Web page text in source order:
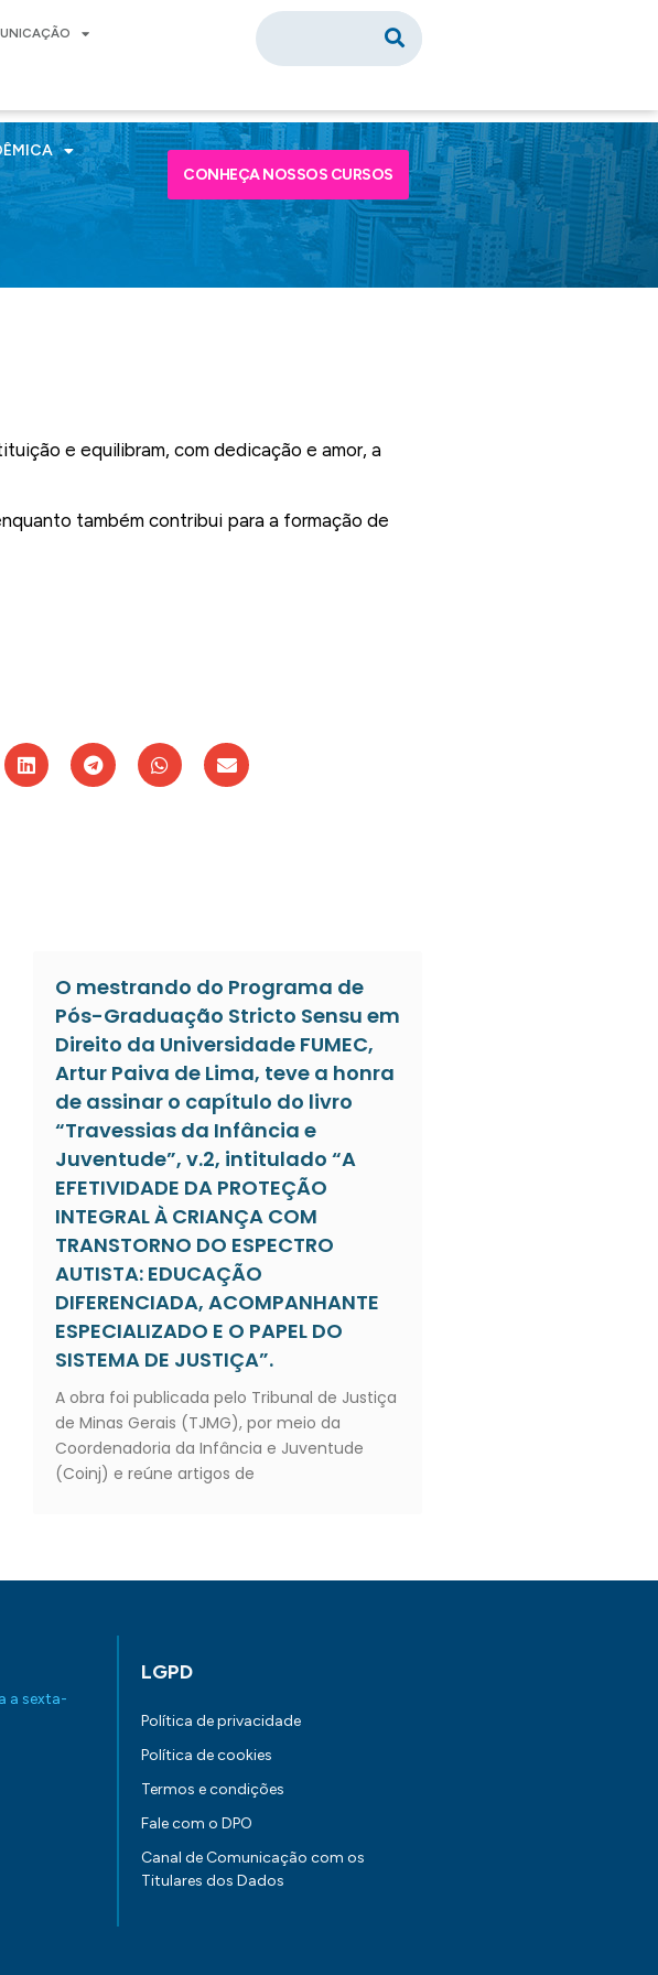
CONHEÇA NOSSOS CURSOS
e equilibram, com dedicação e amor, a
também contribui para a formação de
O mestrando do Programa de
Pós-Graduação Stricto Sensu em
Direito da Universidade FUMEC,
Artur Paiva de Lima, teve a honra
de assinar o capítulo do livro
“Travessias da Infância e
Juventude”, v.2, intitulado “A
EFETIVIDADE DA PROTEÇÃO
INTEGRAL À CRIANÇA COM
TRANSTORNO DO ESPECTRO
AUTISTA: EDUCAÇÃO
DIFERENCIADA, ACOMPANHANTE
ESPECIALIZADO E O PAPEL DO
SISTEMA DE JUSTIÇA”.
A obra foi publicada pelo Tribunal de Justiça
de Minas Gerais (TJMG), por meio da
Coordenadoria da Infância e Juventude
(Coinj) e reúne artigos de
a sexta-
LGPD
Política de privacidade
Política de cookies
Termos e condições
Fale com o DPO
Canal de Comunicação com os
Titulares dos Dados